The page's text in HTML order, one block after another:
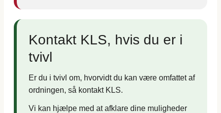
Kontakt KLS, hvis du er i
tvivl
Er du i tvivl om, hvorvidt du kan være omfattet af
ordningen, så kontakt KLS.
Vi kan hjælpe med at afklare dine muligheder